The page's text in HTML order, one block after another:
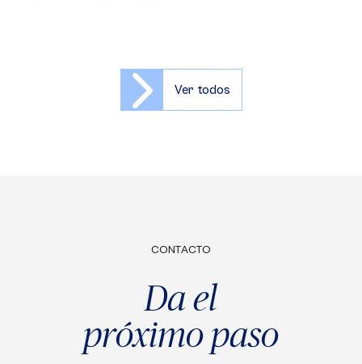
Ver todos
CONTACTO
Da el
próximo paso